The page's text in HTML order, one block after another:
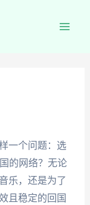
一个问题：选
的网络？无论
乐，还是为了
且稳定的回国